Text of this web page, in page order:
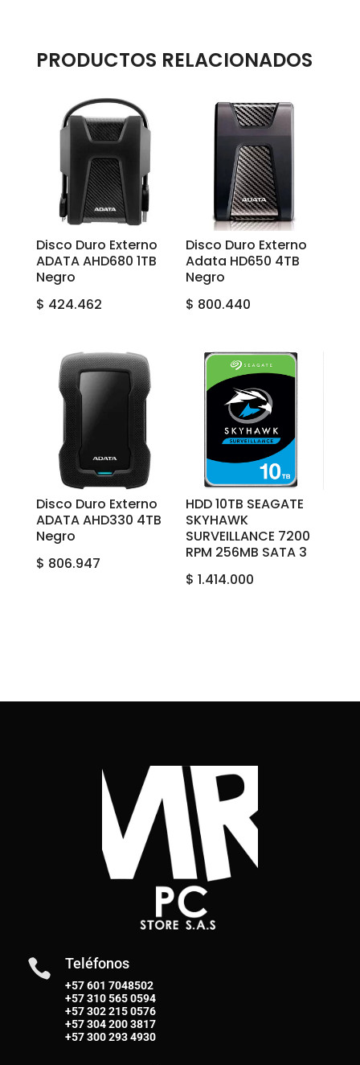
PRODUCTOS RELACIONADOS
Disco Duro Externo
ADATA AHD680 1TB
Negro
$ 424.462
Disco Duro Externo
Adata HD650 4TB
Negro
$ 800.440
Disco Duro Externo
ADATA AHD330 4TB
Negro
$ 806.947
HDD 10TB SEAGATE
SKYHAWK
SURVEILLANCE 7200
RPM 256MB SATA 3
$ 1.414.000
 Teléfonos
+57 601 7048502
+57310 565 0594
+57302 215 0576
+57304 200 3817
+57300 293 4930